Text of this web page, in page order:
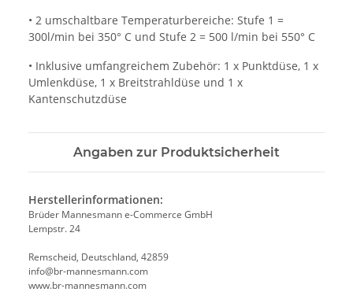
• 2 umschaltbare Temperaturbereiche: Stufe 1 =
300l/min bei 350° C und Stufe 2 = 500 l/min bei 550° C
• Inklusive umfangreichem Zubehör: 1 x Punktdüse, 1 x
Umlenkdüse, 1 x Breitstrahldüse und 1 x
Kantenschutzdüse
Angaben zur Produktsicherheit
Herstellerinformationen:
Brüder Mannesmann e-Commerce GmbH
Lempstr. 24
Remscheid, Deutschland, 42859
info@br-mannesmann.com
www.br-mannesmann.com